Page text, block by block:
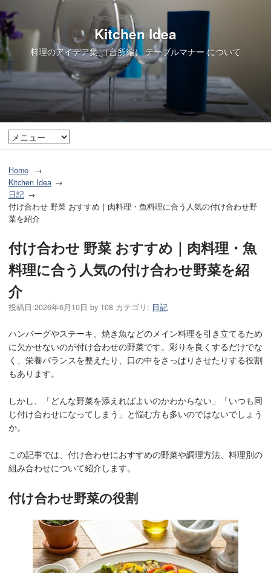
Kitchen Idea
料理のアイデア集 （台所編） テーブルマナー について
Home
Kitchen Idea
日記
付け合わせ 野菜 おすすめ｜肉料理・魚料理に合う人気の付け合わせ野
菜を紹介
付け合わせ 野菜 おすすめ｜肉料理・魚
料理に合う人気の付け合わせ野菜を紹
介
投稿日:2026年6月10日 by 108 カテゴリ: 日記
ハンバーグやステーキ、焼き魚などのメイン料理を引き立てるため
に欠かせないのが付け合わせの野菜です。彩りを良くするだけでな
く、栄養バランスを整えたり、口の中をさっぱりさせたりする役割
もあります。
しかし、「どんな野菜を添えればよいのかわからない」「いつも同
じ付け合わせになってしまう」と悩む方も多いのではないでしょう
か。
この記事では、付け合わせにおすすめの野菜や調理方法、料理別の
組み合わせについて紹介します。
付け合わせ野菜の役割